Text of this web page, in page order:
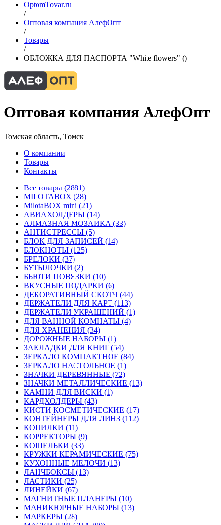
OptomTovar.ru
/
Оптовая компания АлефОпт
/
Товары
/
ОБЛОЖКА ДЛЯ ПАСПОРТА "White flowers" ()
Оптовая компания АлефОпт
Томская область, Томск
О компании
Товары
Контакты
Все товары (2881)
MILOTABOX (28)
MilotaBOX mini (21)
АВИАХОЛДЕРЫ (14)
АЛМАЗНАЯ МОЗАИКА (33)
АНТИСТРЕССЫ (5)
БЛОК ДЛЯ ЗАПИСЕЙ (14)
БЛОКНОТЫ (125)
БРЕЛОКИ (37)
БУТЫЛОЧКИ (2)
БЬЮТИ ПОВЯЗКИ (10)
ВКУСНЫЕ ПОДАРКИ (6)
ДЕКОРАТИВНЫЙ СКОТЧ (44)
ДЕРЖАТЕЛИ ДЛЯ КАРТ (113)
ДЕРЖАТЕЛИ УКРАШЕНИЙ (1)
ДЛЯ ВАННОЙ КОМНАТЫ (4)
ДЛЯ ХРАНЕНИЯ (34)
ДОРОЖНЫЕ НАБОРЫ (1)
ЗАКЛАДКИ ДЛЯ КНИГ (54)
ЗЕРКАЛО КОМПАКТНОЕ (84)
ЗЕРКАЛО НАСТОЛЬНОЕ (1)
ЗНАЧКИ ДЕРЕВЯННЫЕ (72)
ЗНАЧКИ МЕТАЛЛИЧЕСКИЕ (13)
КАМНИ ДЛЯ ВИСКИ (1)
КАРДХОЛДЕРЫ (43)
КИСТИ КОСМЕТИЧЕСКИЕ (17)
КОНТЕЙНЕРЫ ДЛЯ ЛИНЗ (112)
КОПИЛКИ (11)
КОРРЕКТОРЫ (9)
КОШЕЛЬКИ (33)
КРУЖКИ КЕРАМИЧЕСКИЕ (75)
КУХОННЫЕ МЕЛОЧИ (13)
ЛАНЧБОКСЫ (13)
ЛАСТИКИ (25)
ЛИНЕЙКИ (67)
МАГНИТНЫЕ ПЛАНЕРЫ (10)
МАНИКЮРНЫЕ НАБОРЫ (13)
МАРКЕРЫ (28)